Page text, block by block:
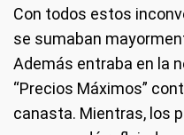
Con todos estos
se sumaban
Además entraba en la
“Precios Máximos”
canasta. Mientras, los